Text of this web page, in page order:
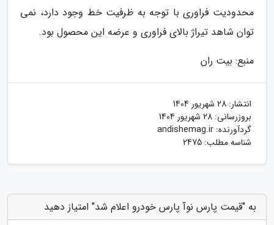
محدودیت فراوری با توجه به ظرفیت خط وجود دارد، نمی
توان شاهد تیراژ بالای فراوری و عرضه این محصول بود.
منبع: بیت ران
انتشار: 28 شهریور 1404
بروزرسانی: 28 شهریور 1404
گردآورنده: andishemag.ir
شناسه مطلب: 2475
به "قیمت پارس نوآ پارس خودرو اعلام شد" امتیاز دهید